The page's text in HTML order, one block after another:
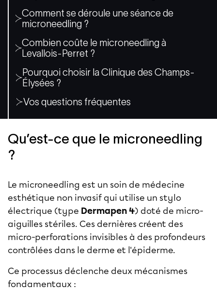
Comment se déroule une séance de
microneedling ?
Combien coûte le microneedling à
Levallois-Perret ?
Pourquoi choisir la Clinique des Champs-
Élysées ?
Vos questions fréquentes
Qu’est-ce que le microneedling
?
Le microneedling est un soin de médecine
esthétique non invasif qui utilise un stylo
électrique (type Dermapen 4) doté de micro-
aiguilles stériles. Ces dernières créent des
micro-perforations invisibles à des profondeurs
contrôlées dans le derme et l'épiderme.
Ce processus déclenche deux mécanismes
fondamentaux :